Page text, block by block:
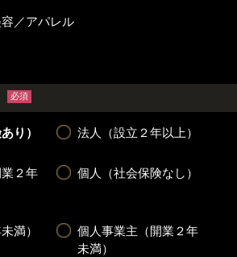
／アパレル
必須
り） 法人（設立２年以上）
２年
個人（社会保険なし）
満）
個人事業主（開業２年
未満）